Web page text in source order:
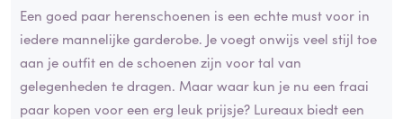
Een goed paar herenschoenen is een echte must voor in
iedere mannelijke garderobe. Je voegt onwijs veel stijl toe
aan je outfit en de schoenen zijn voor tal van
gelegenheden te dragen. Maar waar kun je nu een fraai
paar kopen voor een erg leuk prijsje? Lureaux biedt een